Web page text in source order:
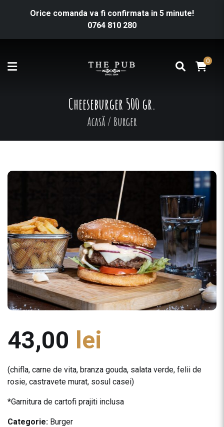
Orice comanda va fi confirmata in 5 minute!
0764 810 280
0
Cheeseburger 500 gr.
Acasă / Burger
43,00 lei
(chifla, carne de vita, branza gouda, salata verde, felii de
rosie, castravete murat, sosul casei)
*Garnitura de cartofi prajiti inclusa
Categorie: Burger